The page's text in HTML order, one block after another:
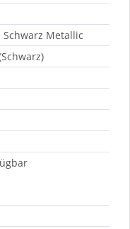
Schwarz Metallic